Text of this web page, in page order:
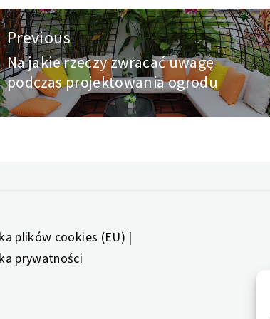
Previous
Previous
post:
Na jakie rzeczy zwracać uwagę
podczas projektowania ogrodu
plików cookies (EU) |
prywatności